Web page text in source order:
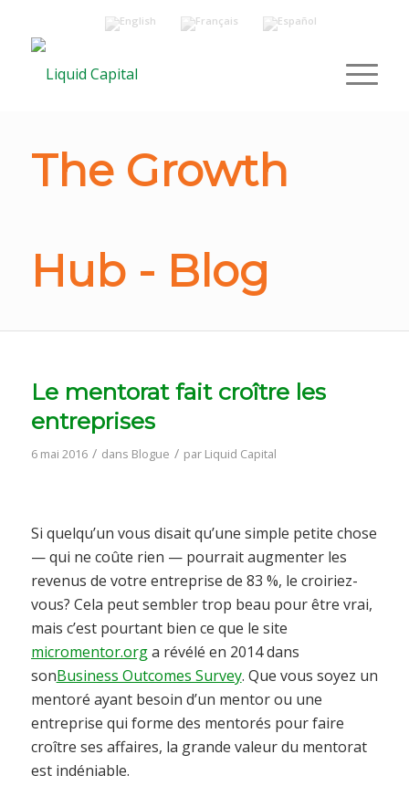
The Growth
Hub - Blog
Le mentorat fait croître les
entreprises
6 mai 2016 / dans Blogue / par Liquid Capital
Si quelqu’un vous disait qu’une simple petite chose
— qui ne coûte rien — pourrait augmenter les
revenus de votre entreprise de 83 %, le croiriez-
vous? Cela peut sembler trop beau pour être vrai,
mais c’est pourtant bien ce que le site
micromentor.orga révélé en 2014 dans
sonBusiness Outcomes Survey. Que vous soyez un
mentoré ayant besoin d’un mentor ou une
entreprise qui forme des mentorés pour faire
croître ses affaires, la grande valeur du mentorat
est indéniable.